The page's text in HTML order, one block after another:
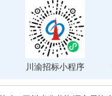
川渝招标小程序